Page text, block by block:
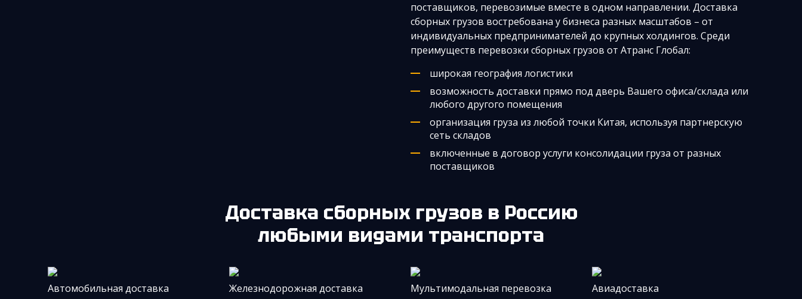
поставщиков, перевозимые вместе в одном направлении. Доставка
сборных грузов востребована у бизнеса разных масштабов – от
индивидуальных предпринимателей до крупных холдингов. Среди
преимуществ перевозки сборных грузов от Атранс Глобал:
широкая география логистики
возможность доставки прямо под дверь Вашего офиса/склада или
любого другого помещения
организация груза из любой точки Китая, используя партнерскую
сеть складов
включенные в договор услуги консолидации груза от разных
поставщиков
Доставка сборных грузов в Россию
любыми видами транспорта
Автомобильная доставка
Железнодорожная доставка
Мультимодальная перевозка
Авиадоставка